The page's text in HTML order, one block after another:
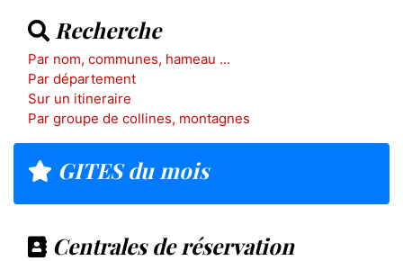
Recherche
Par nom, communes, hameau ...
Par département
Sur un itineraire
Par groupe de collines, montagnes
GITES du mois
Centrales de réservation